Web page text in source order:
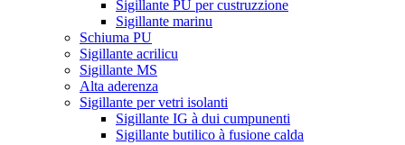
Sigillante PU per custruzzione
Sigillante marinu
Schiuma PU
Sigillante acrilicu
Sigillante MS
Alta aderenza
Sigillante per vetri isolanti
Sigillante IG à dui cumpunenti
Sigillante butilico à fusione calda